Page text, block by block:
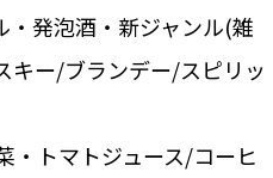
発泡酒・新ジャンル(雑
キー/ブランデー/スピリッ
トマトジュース/コーヒ